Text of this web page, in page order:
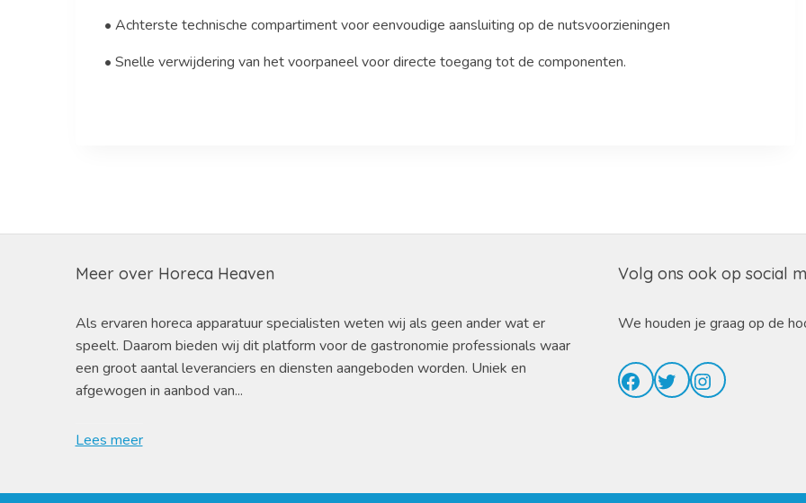
• Achterste technische compartiment voor eenvoudige aansluiting op de nutsvoorzieningen
• Snelle verwijdering van het voorpaneel voor directe toegang tot de componenten.
Meer over Horeca Heaven
Als ervaren horeca apparatuur specialisten weten wij als geen ander wat er
speelt. Daarom bieden wij dit platform voor de gastronomie professionals waar
een groot aantal leveranciers en diensten aangeboden worden. Uniek en
afgewogen in aanbod van...
Lees meer
Volg ons ook op social
We houden je graag op de
Facebook
TwitterInstagram